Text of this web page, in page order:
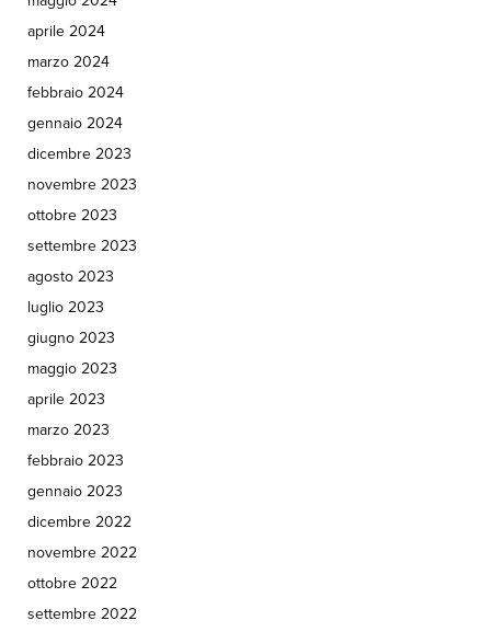
aprile 2024
marzo 2024
febbraio 2024
gennaio 2024
dicembre 2023
novembre 2023
ottobre 2023
settembre 2023
agosto 2023
luglio 2023
giugno 2023
maggio 2023
aprile 2023
marzo 2023
febbraio 2023
gennaio 2023
dicembre 2022
novembre 2022
ottobre 2022
settembre 2022